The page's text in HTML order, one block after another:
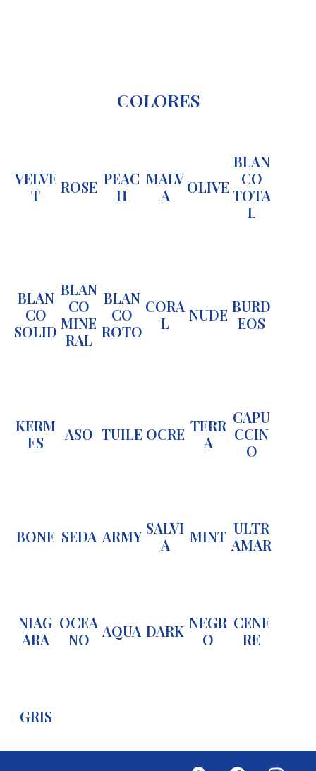
COLORES
VELVE
T
ROSE PEAC
H
MALV
A
OLIVE
BLAN
CO
TOTA
L
BLAN
CO
SOLID
BLAN
CO
MINE
RAL
BLAN
CO
ROTO
CORA
L
NUDE BURD
EOS
KERM
ES
ASO TUILE OCRE TERR
A
CAPU
CCIN
O
BONE SEDA ARMY SALVI
A
MINT ULTR
AMAR
NIAG
ARA
OCEA
NO
AQUA DARK NEGR
O
CENE
RE
GRIS
M
F
I